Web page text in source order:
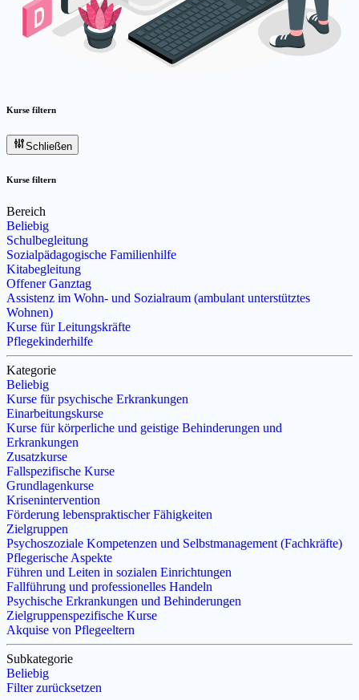
Kurse filtern
Schließen
Kurse filtern
Bereich
Beliebig
Schulbegleitung
Sozialpädagogische Familienhilfe
Kitabegleitung
Offener Ganztag
Assistenz im Wohn- und Sozialraum (ambulant unterstütztes
Wohnen)
Kurse für Leitungskräfte
Pflegekinderhilfe
Kategorie
Beliebig
Kurse für psychische Erkrankungen
Einarbeitungskurse
Kurse für körperliche und geistige Behinderungen und
Erkrankungen
Zusatzkurse
Fallspezifische Kurse
Grundlagenkurse
Krisenintervention
Förderung lebenspraktischer Fähigkeiten
Zielgruppen
Psychoszoziale Kompetenzen und Selbstmanagement (Fachkräfte)
Pflegerische Aspekte
Führen und Leiten in sozialen Einrichtungen
Fallführung und professionelles Handeln
Psychische Erkrankungen und Behinderungen
Zielgruppenspezifische Kurse
Akquise von Pflegeeltern
Subkategorie
Beliebig
Filter zurücksetzen